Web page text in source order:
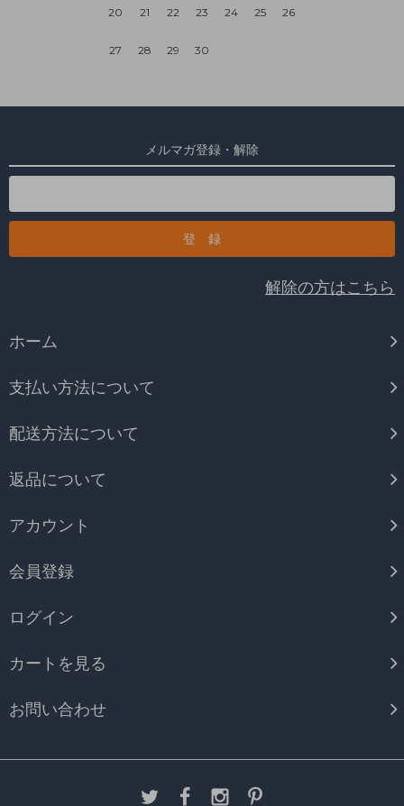
20 21 22 23 24 25 26
27 28 29 30
メルマガ登録・解除
解除の方はこちら
ホーム
支払い方法について
配送方法について
返品について
アカウント
会員登録
ログイン
カートを見る
お問い合わせ